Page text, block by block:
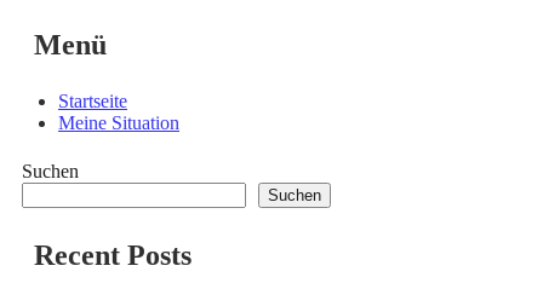
Menü
Startseite
Meine Situation
Suchen
Suchen
Recent Posts